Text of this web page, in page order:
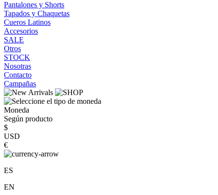
Pantalones y Shorts
Tapados y Chaquetas
Cueros Latinos
Accesorios
SALE
Otros
STOCK
Nosotras
Contacto
Campañas
Moneda
Según producto
$
USD
€
ES
EN